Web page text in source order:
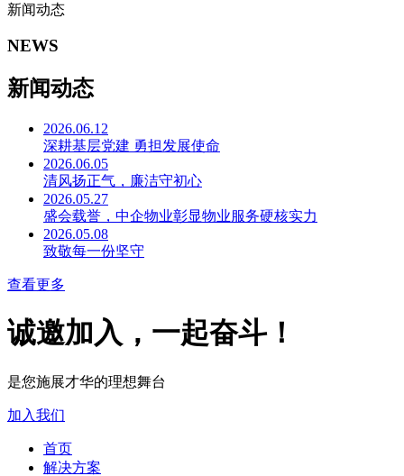
新闻动态
NEWS
新闻动态
2026.06.12
深耕基层党建 勇担发展使命
2026.06.05
清风扬正气，廉洁守初心
2026.05.27
盛会载誉，中企物业彰显物业服务硬核实力
2026.05.08
致敬每一份坚守
查看更多
诚邀加入，一起奋斗！
是您施展才华的理想舞台
加入我们
首页
解决方案